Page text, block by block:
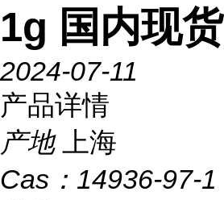
1g 国内现货
2024-07-11
产品详情
产地
上海
Cas： 14936-97-1